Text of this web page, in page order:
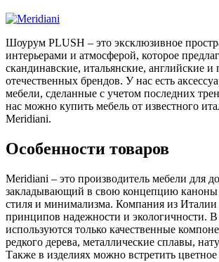
Шоурум PLUSH – это эксклюзивное
интерьерами и атмосферой, которое
скандинавские, итальянские, английские
отечественных брендов. У нас есть
мебели, сделанные с учетом последних
нас можно купить мебель от известного
Meridiani.
Особенности товаров
Meridiani – это производитель мебели для
закладывающий в свою концепцию каноны
стиля и минимализма. Компания из Италии
принципов надежности и экологичности. В
используются только качественные
редкого дерева, металлические сплавы,
Также в изделиях можно встретить цветное